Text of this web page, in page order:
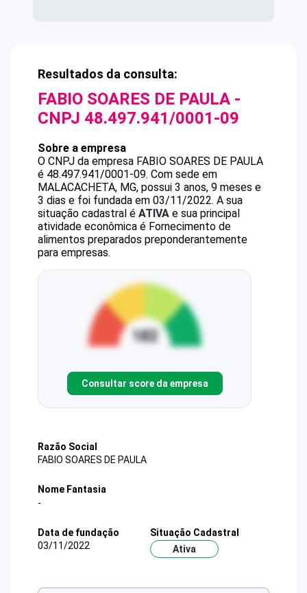
Resultados da consulta:
FABIO SOARES DE PAULA -
CNPJ 48.497.941/0001-09
Sobre a empresa
O CNPJ da empresa FABIO SOARES DE PAULA
é 48.497.941/0001-09. Com sede em
MALACACHETA, MG, possui 3 anos, 9 meses e
3 dias e foi fundada em 03/11/2022. A sua
situação cadastral é ATIVA e sua principal
atividade econômica é Fornecimento de
alimentos preparados preponderantemente
para empresas.
Consultar score da empresa
Razão Social
FABIO SOARES DE PAULA
Nome Fantasia
-
Data de fundação
03/11/2022
Situação Cadastral
Ativa